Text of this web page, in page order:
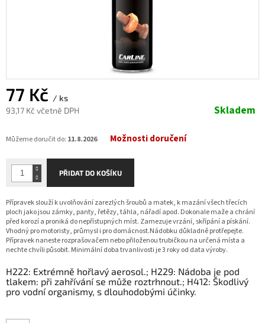
77 Kč / ks
93,17 Kč včetně DPH
cena:
Skladem
Můžeme doručit do: 11.8.2026 Možnosti doručení
PŘIDAT DO KOŠÍKU
Přípravek slouží k uvolňování zarezlých šroubů a matek, k mazání všech třecích
ploch jako jsou zámky, panty, řetězy, táhla, nářadí apod. Dokonale maže a chrání
před korozí a proniká do nepřístupných míst. Zamezuje vrzání, skřípání a pískání.
Vhodný pro motoristy, průmysl i pro domácnost.Nádobku důkladně protřepejte.
Přípravek naneste rozprašovačem nebo přiloženou trubičkou na určená místa a
nechte chvíli působit. Minimální doba trvanlivosti je 3 roky od data výroby.
H222: Extrémně hořlavý aerosol.; H229: Nádoba je pod
tlakem: při zahřívání se může roztrhnout.; H412: Škodlivý
pro vodní organismy, s dlouhodobými účinky.